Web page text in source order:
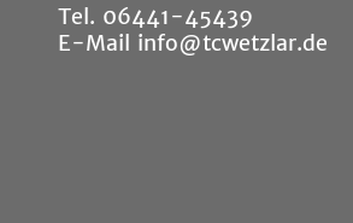
Tel. 06441-45439
E-Mail info@tcwetzlar.de